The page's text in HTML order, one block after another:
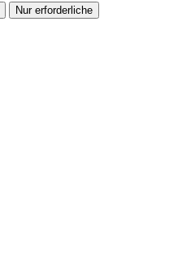
Nur erforderliche